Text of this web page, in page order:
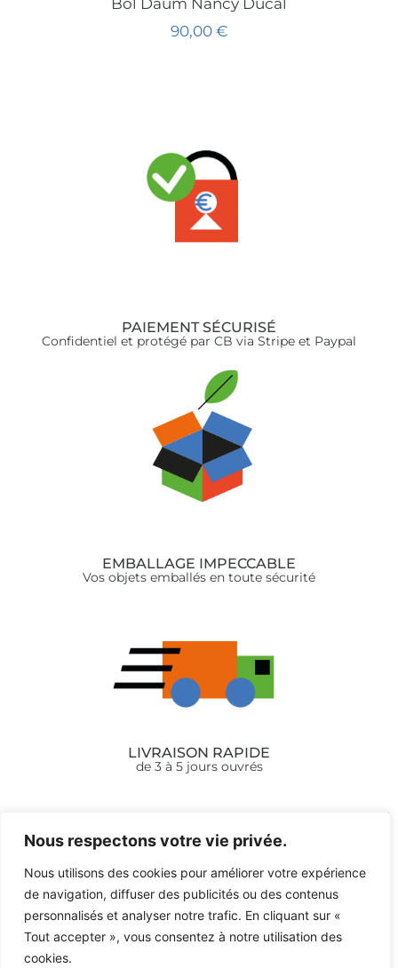
Nous respectons votre vie privée.
Nous utilisons des cookies pour améliorer votre expérience
de navigation, diffuser des publicités ou des contenus
personnalisés et analyser notre trafic. En cliquant sur «
Tout accepter », vous consentez à notre utilisation des
cookies.
Bol Daum Nancy Ducal
90,00 €
PAIEMENT SÉCURISÉ
Confidentiel et protégé par CB via Stripe et Paypal
EMBALLAGE IMPECCABLE
Vos objets emballés en toute sécurité
LIVRAISON RAPIDE
de 3 à 5 jours ouvrés
contact@anticetchine.fr | Instagram→